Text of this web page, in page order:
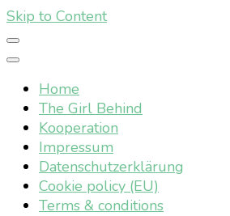
Skip to Content
Home
The Girl Behind
Kooperation
Impressum
Datenschutzerklärung
Cookie policy (EU)
Terms & conditions